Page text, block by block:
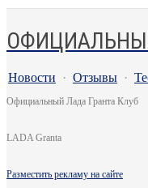
Новости · Отзывы ·
Официальный Лада Гранта Клуб
LADA Granta
Разместить рекламу на сайте